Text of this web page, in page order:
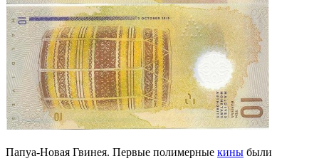
Папуа-Новая Гвинея. Первые полимерные кины были